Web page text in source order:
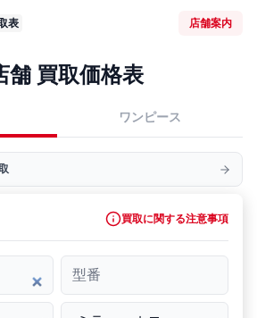
表 店舗案内
買取価格表
ワンピース
買取に関する注意事項
型番